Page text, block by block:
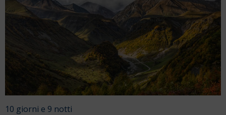
10 giorni e 9 notti